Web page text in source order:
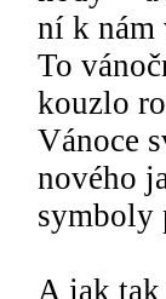
ní k nám
To
kouzlo
Vánoce
nového
symboly
A jak